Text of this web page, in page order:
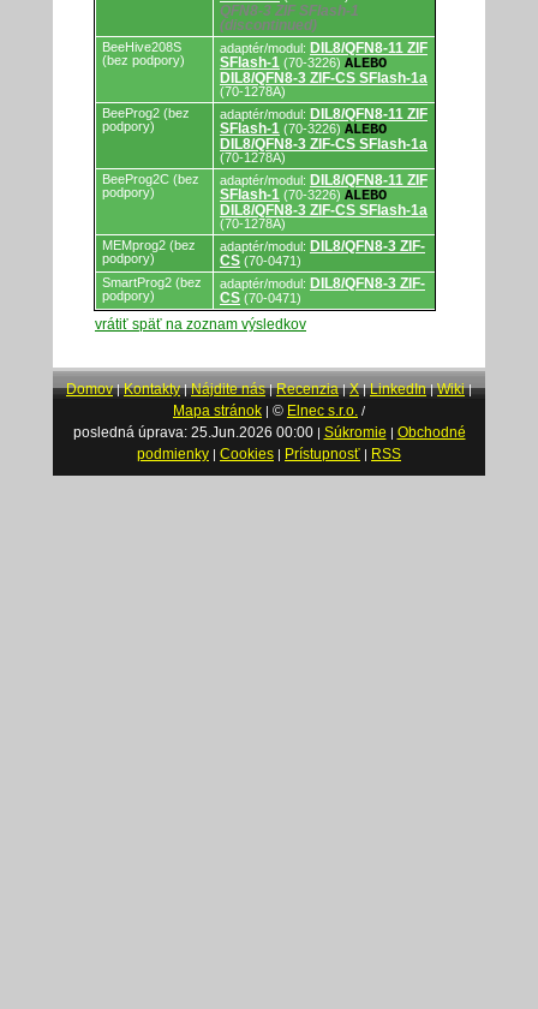
QFN8-3 ZIF SFlash-1
(discontinued)
BeeHive208S
(bez podpory)
adaptér/modul: DIL8/QFN8-11 ZIF
SFlash-1 (70-3226) ALEBO
DIL8/QFN8-3 ZIF-CS SFlash-1a
(70-1278A)
BeeProg2 (bez
podpory)
adaptér/modul: DIL8/QFN8-11 ZIF
SFlash-1 (70-3226) ALEBO
DIL8/QFN8-3 ZIF-CS SFlash-1a
(70-1278A)
BeeProg2C (bez
podpory)
adaptér/modul: DIL8/QFN8-11 ZIF
SFlash-1 (70-3226) ALEBO
DIL8/QFN8-3 ZIF-CS SFlash-1a
(70-1278A)
MEMprog2 (bez
podpory)
adaptér/modul: DIL8/QFN8-3 ZIF-
CS (70-0471)
SmartProg2 (bez
podpory)
adaptér/modul: DIL8/QFN8-3 ZIF-
CS (70-0471)
vrátiť späť na zoznam výsledkov
Domov|Kontakty|Nájdite nás|Recenzia|X|LinkedIn|Wiki|
Mapa stránok | © Elnec s.r.o. /
posledná úprava: 25.Jun.2026 00:00| Súkromie | Obchodné
podmienky | Cookies | Prístupnosť | RSS